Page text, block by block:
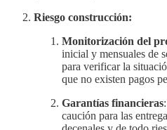
Riesgo construcción:
Monitorización del
inicial y mensuales de
para verificar la
que no existen pagos
Garantías financieras
caución para las